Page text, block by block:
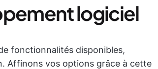
logiciel
fonctionnalités disponibles,
Affinons vos options grâce à cette